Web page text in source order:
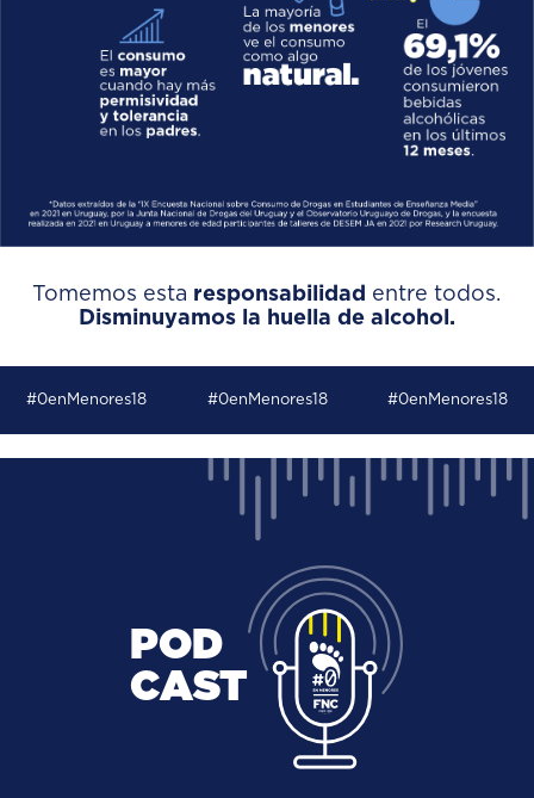
Tomemos esta responsabilidad entre todos.
Disminuyamos la huella de alcohol.
#0enMenores18 #0enMenores18 #0enMenores18
POD
CAST